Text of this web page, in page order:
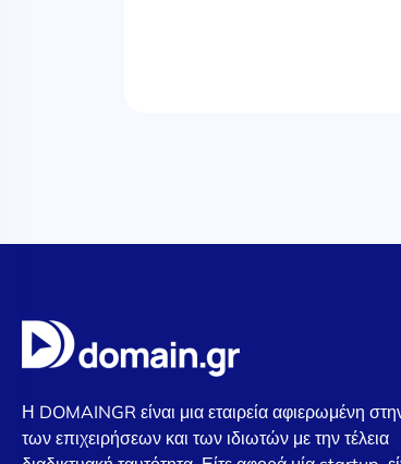
Η DOMAINGR είναι μια εταιρεία αφιερωμένη
των επιχειρήσεων και των ιδιωτών με την τέλεια